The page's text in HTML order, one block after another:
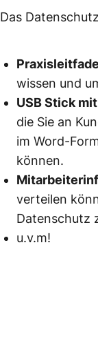
Das
wissen und
USB Stick
die Sie an
im Word-
können.
verteilen
Datenschutz
u.v.m!